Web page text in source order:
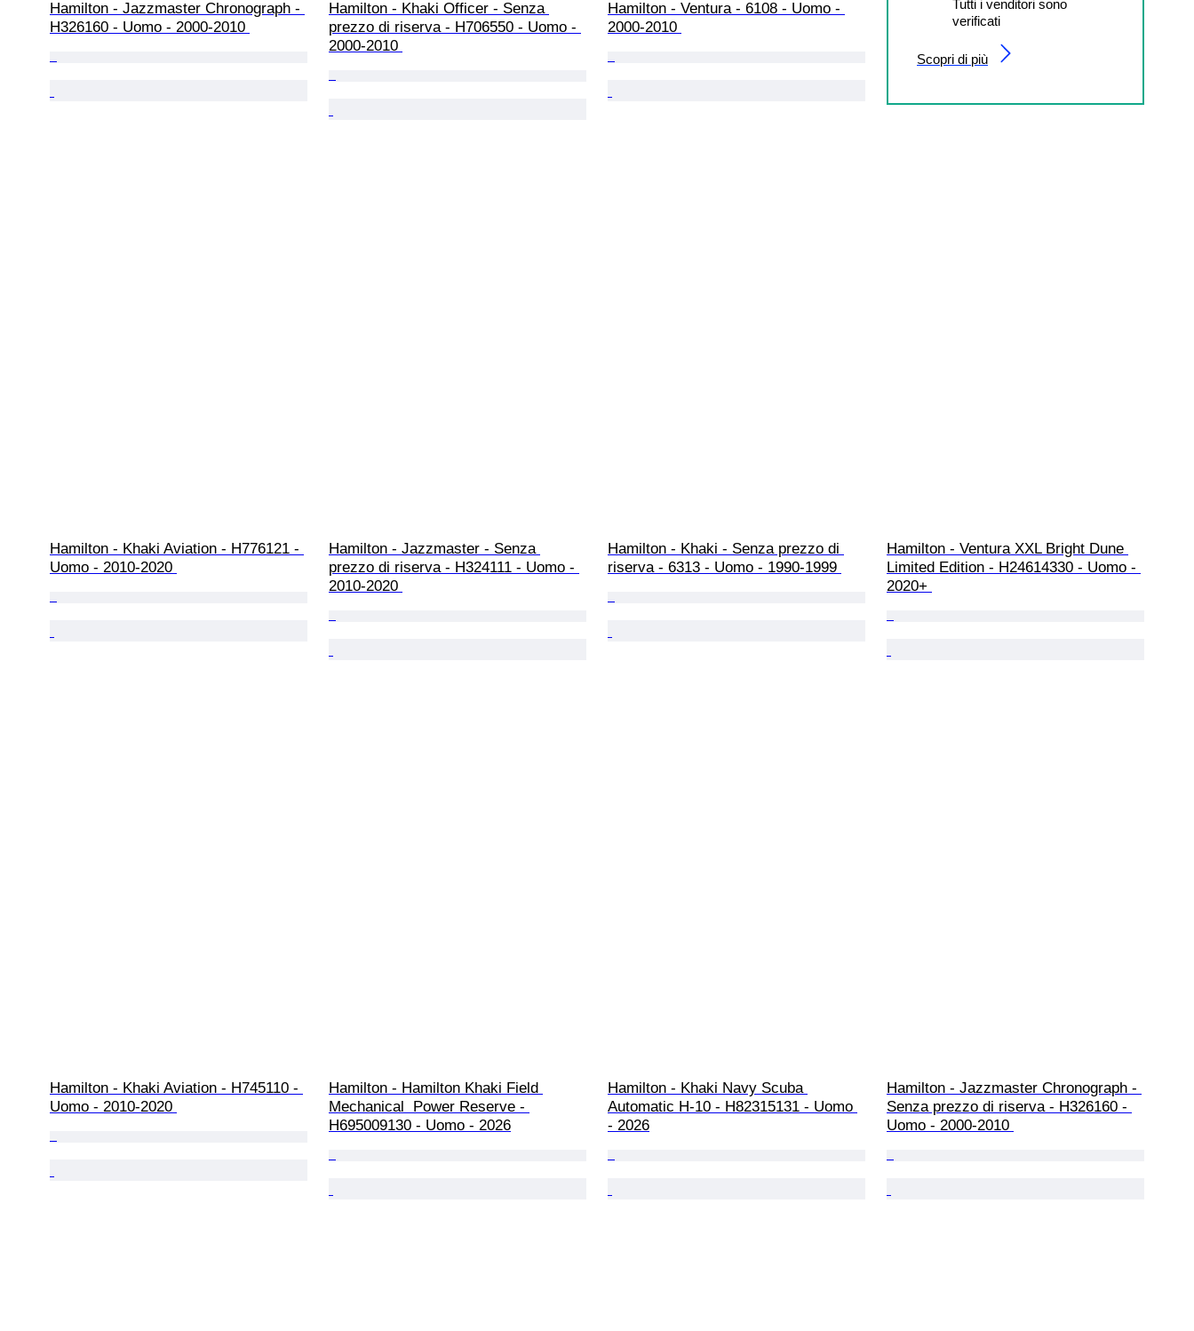
Tutti i venditori sono
verificati
Scopri di più
Hamilton - Jazzmaster Chronograph -
H326160 - Uomo - 2000-2010
Hamilton - Khaki Officer - Senza
prezzo di riserva - H706550 - Uomo -
2000-2010
Hamilton - Ventura - 6108 - Uomo -
2000-2010
Hamilton - Khaki Aviation - H776121 -
Uomo - 2010-2020
Hamilton - Jazzmaster - Senza
prezzo di riserva - H324111 - Uomo -
2010-2020
Hamilton - Khaki - Senza prezzo di
riserva - 6313 - Uomo - 1990-1999
Hamilton - Ventura XXL Bright Dune
Limited Edition - H24614330 - Uomo -
2020+
Hamilton - Khaki Aviation - H745110 -
Uomo - 2010-2020
Hamilton - Hamilton Khaki Field
Mechanical  Power Reserve -
H695009130 - Uomo - 2026
Hamilton - Khaki Navy Scuba
Automatic H-10 - H82315131 - Uomo
- 2026
Hamilton - Jazzmaster Chronograph -
Senza prezzo di riserva - H326160 -
Uomo - 2000-2010